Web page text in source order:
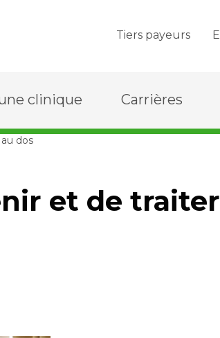
Tiers payeurs
clinique Carrières
dos
et de